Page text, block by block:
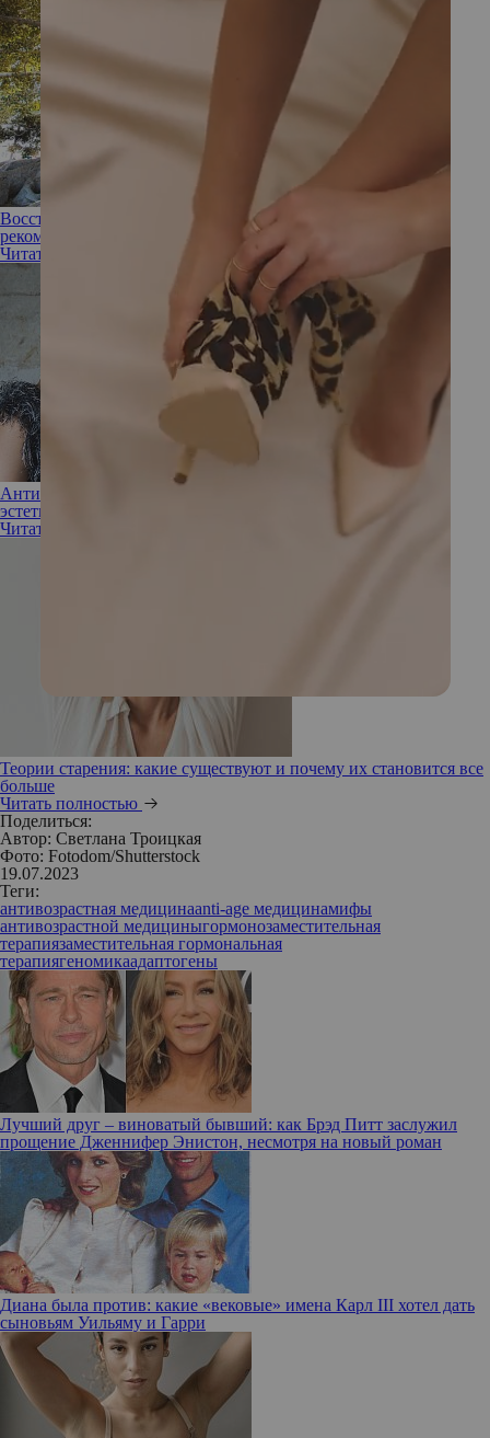
Восстанавливаем энергию: что такое биохакинг и кому он
рекомендован
Читать полностью
Антиэйдж для зуммеров и милениалов: зачем молодым
эстетическая медицина
Читать полностью
Теории старения: какие существуют и почему их становится все
больше
Читать полностью
Поделиться:
Автор: Светлана Троицкая
Фото: Fotodom/Shutterstock
19.07.2023
Теги:
антивозрастная медицинаanti-age медицинамифы
антивозрастной медициныгормонозаместительная
терапиязаместительная гормональная
терапиягеномикаадаптогены
Лучший друг – виноватый бывший: как Брэд Питт заслужил
прощение Дженнифер Энистон, несмотря на новый роман
Диана была против: какие «вековые» имена Карл III хотел дать
сыновьям Уильяму и Гарри